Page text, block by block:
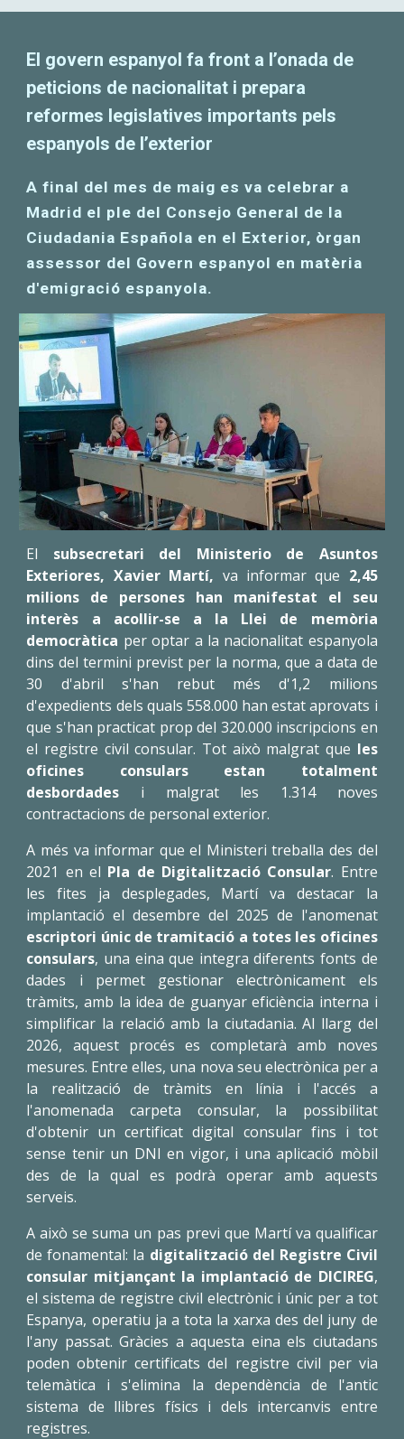
El govern espanyol fa front a l’onada de
peticions de nacionalitat i prepara
reformes legislatives importants pels
espanyols de l’exterior
A final del mes de maig es va celebrar a
Madrid el ple del Consejo General de la
Ciudadania Española en el Exterior, òrgan
assessor del Govern espanyol en matèria
d'emigració espanyola.
El subsecretari del Ministerio de Asuntos
Exteriores, Xavier Martí, va informar que 2,45
milions de persones han manifestat el seu
interès a acollir-se a la Llei de memòria
democràtica per optar a la nacionalitat espanyola
dins del termini previst per la norma, que a data de
30 d'abril s'han rebut més d'1,2 milions
d'expedients dels quals 558.000 han estat aprovats i
que s'han practicat prop del 320.000 inscripcions en
el registre civil consular. Tot això malgrat que les
oficines consulars estan totalment
desbordades i malgrat les 1.314 noves
contractacions de personal exterior.
A més va informar que el Ministeri treballa des del
2021 en el Pla de Digitalització Consular. Entre
les fites ja desplegades, Martí va destacar la
implantació el desembre del 2025 de l'anomenat
escriptori únic de tramitació a totes les oficines
consulars, una eina que integra diferents fonts de
dades i permet gestionar electrònicament els
tràmits, amb la idea de guanyar eficiència interna i
simplificar la relació amb la ciutadania. Al llarg del
2026, aquest procés es completarà amb noves
mesures. Entre elles, una nova seu electrònica per a
la realització de tràmits en línia i l'accés a
l'anomenada carpeta consular, la possibilitat
d'obtenir un certificat digital consular fins i tot
sense tenir un DNI en vigor, i una aplicació mòbil
des de la qual es podrà operar amb aquests
serveis.
A això se suma un pas previ que Martí va qualificar
de fonamental: la digitalització del Registre Civil
consular mitjançant la implantació de DICIREG,
el sistema de registre civil electrònic i únic per a tot
Espanya, operatiu ja a tota la xarxa des del juny de
l'any passat. Gràcies a aquesta eina els ciutadans
poden obtenir certificats del registre civil per via
telemàtica i s'elimina la dependència de l'antic
sistema de llibres físics i dels intercanvis entre
registres.